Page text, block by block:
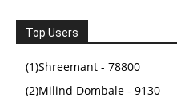
Top Users
(1)Shreemant - 78800
(2)Milind Dombale - 9130